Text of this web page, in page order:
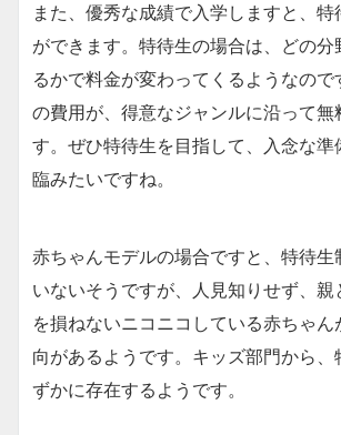
また、優秀な成績で入学しますと、特
ができます。特待生の場合は、どの分
るかで料金が変わってくるようなの
の費用が、得意なジャンルに沿って無
す。ぜひ特待生を目指して、入念な準
臨みたいですね。
赤ちゃんモデルの場合ですと、特待生
いないそうですが、人見知りせず、親
を損ねないニコニコしている赤ちゃん
向があるようです。キッズ部門から、
ずかに存在するようです。